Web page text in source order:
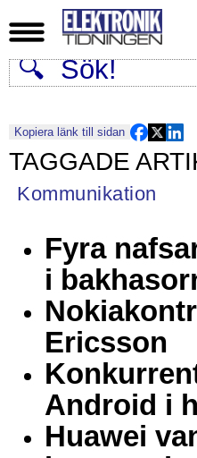
Kopiera länk till sidan
Kommunikation
Fyra
i
Ericsson
Android i
Huawei